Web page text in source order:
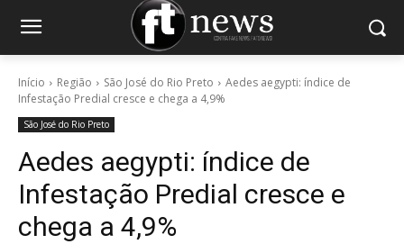
Início Região São José do Rio Preto
Aedes aegypti: índice de
Infestação Predial cresce e chega a 4,9%
São José do Rio Preto
Aedes aegypti: índice de
Infestação Predial cresce e
chega a 4,9%